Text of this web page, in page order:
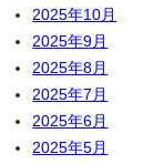
2025年10月
2025年9月
2025年8月
2025年7月
2025年6月
2025年5月